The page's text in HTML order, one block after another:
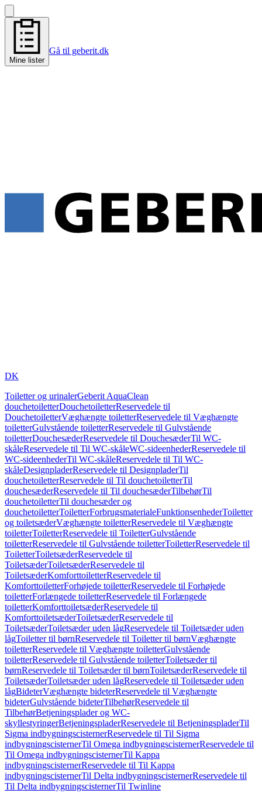
Mine lister
Gå til geberit.dk
DK
Toiletter og urinalerGeberit AquaClean
douchetoiletterDouchetoiletterReservedele til
DouchetoiletterVæghængte toiletterReservedele til Væghængte
toiletterGulvstående toiletterReservedele til Gulvstående
toiletterDouchesæderReservedele til DouchesæderTil WC-
skåleReservedele til Til WC-skåleWC-sideenhederReservedele til
WC-sideenhederTil WC-skåleReservedele til Til WC-
skåleDesignpladerReservedele til DesignpladerTil
douchetoiletterReservedele til Til douchetoiletterTil
douchesæderReservedele til Til douchesæderTilbehørTil
douchetoiletterTil douchesæder og
douchetoiletterToiletterForbrugsmaterialeFunktionsenhederToiletter
og toiletsæderVæghængte toiletterReservedele til Væghængte
toiletterToiletterReservedele til ToiletterGulvstående
toiletterReservedele til Gulvstående toiletterToiletterReservedele til
ToiletterToiletsæderReservedele til
ToiletsæderToiletsæderReservedele til
ToiletsæderKomforttoiletterReservedele til
KomforttoiletterForhøjede toiletterReservedele til Forhøjede
toiletterForlængede toiletterReservedele til Forlængede
toiletterKomforttoiletsæderReservedele til
KomforttoiletsæderToiletsæderReservedele til
ToiletsæderToiletsæder uden lågReservedele til Toiletsæder uden
lågToiletter til børnReservedele til Toiletter til børnVæghængte
toiletterReservedele til Væghængte toiletterGulvstående
toiletterReservedele til Gulvstående toiletterToiletsæder til
børnReservedele til Toiletsæder til børnToiletsæderReservedele til
ToiletsæderToiletsæder uden lågReservedele til Toiletsæder uden
lågBideterVæghængte bideterReservedele til Væghængte
bideterGulvstående bideterTilbehørReservedele til
TilbehørBetjeningsplader og WC-
skyllestyringerBetjeningspladerReservedele til BetjeningspladerTil
Sigma indbygningscisternerReservedele til Til Sigma
indbygningscisternerTil Omega indbygningscisternerReservedele til
Til Omega indbygningscisternerTil Kappa
indbygningscisternerReservedele til Til Kappa
indbygningscisternerTil Delta indbygningscisternerReservedele til
Til Delta indbygningscisternerTil Twinline